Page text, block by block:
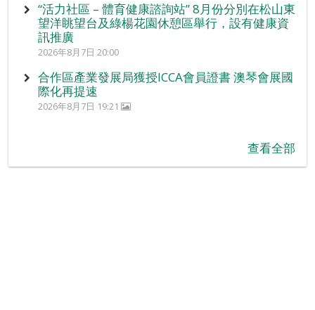
“活力社區 – 體育健康諮詢站” 8月份分別在松山東
望洋眺望台及綠楊花園休憩區舉行，設有健康資
訊推廣
2026年8月7日 20:00
合作區產業發展局獲授ICCA會員證書 澳琴會展國
際化再提速
2026年8月7日 19:21
查看全部